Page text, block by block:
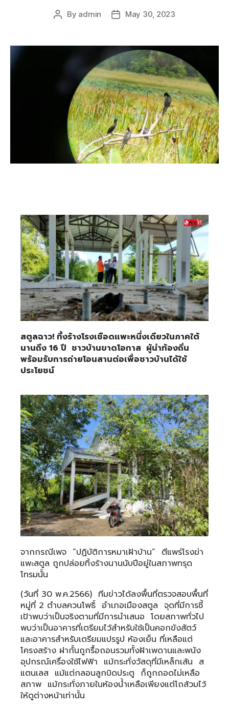
By admin May 30, 2023
สตูลฉาว! ทิ้งร้างโรงเชือดแพะหนึ่งเดียวในภาคใต้
นานถึง 16 ปี ชาวบ้านขาดโอกาส ผู้นำท้องถิ่น
พร้อมรับการถ่ายโอนสานต่อเพื่อชาวบ้านได้ใช้
ประโยชน์
จากกรณีเพจ “ปฏิบัติการหมาเฝ้าบ้าน” ตีแพร่โรงฆ่า
แพะสตูล ถูกปล่อยทิ้งร้างนานนับปีอยู่ในสภาพทรุด
โทรมนั้น
(วันที่ 30 พ.ค.2566) ทีมข่าวได้ลงพื้นที่ตรวจสอบพื้นที่
หมู่ที่ 2 ตำบลควนโพธิ์ อำเภอเมืองสตูล จุดที่มีการชี้
เป้าพบว่าเป็นจริงตามที่มีการนำเสนอ โดยสภาพทั่วไป
พบว่าเป็นอาคารที่เตรียมไว้สำหรับใช้เป็นคอกขังสัตว์
และอาคารสำหรับเตรียมแปรรูป ห้องเย็น ที่เหลือแต่
โครงสร้าง ฝากั้นถูกรื้อถอนรวมทั้งฝ้าเพดานและพนัง
อุปกรณ์เครื่องใช้ไฟฟ้า แม้กระทั่งวัสดุที่มีเหล็กเส้น ส
แตนเลส แม้แต่กลอนลูกบิดประตู ก็ถูกถอดไม่เหลือ
สภาพ แม้กระทั่งภายในห้องน้ำเหลือเพียงแต่โถส้วมไว้
ให้ดูต่างหน้าเท่านั้น